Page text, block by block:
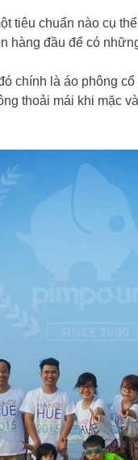
tiêu chuẩn nào cụ
hàng đầu để có
chính là áo phông
thoải mái khi mặc